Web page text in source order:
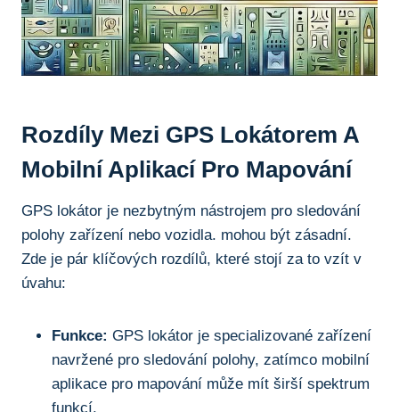
Rozdíly Mezi⁢ GPS ⁤Lokátorem⁣ A
Mobilní Aplikací ​pro Mapování
GPS lokátor je ​nezbytným nástrojem pro sledování
polohy zařízení nebo vozidla. ⁢mohou být zásadní.
Zde ​je pár klíčových rozdílů, které stojí za to vzít v
úvahu:
Funkce: GPS ‍lokátor ⁣je specializované zařízení
navržené pro sledování polohy, zatímco⁢ mobilní
aplikace pro mapování může mít širší spektrum
funkcí.